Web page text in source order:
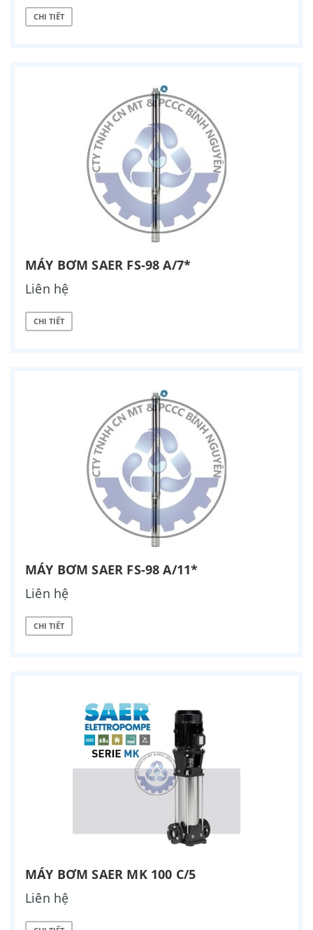
CHI TIẾT
MÁY BƠM SAER FS-98 A/7*
Liên hệ
CHI TIẾT
MÁY BƠM SAER FS-98 A/11*
Liên hệ
CHI TIẾT
MÁY BƠM SAER MK 100 C/5
Liên hệ